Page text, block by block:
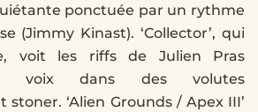
ponctuée par un rythme
(Jimmy Kinast). ‘Collector’, qui
voit les riffs de Julien Pras
voix dans des volutes
stoner. ‘Alien Grounds / Apex III’